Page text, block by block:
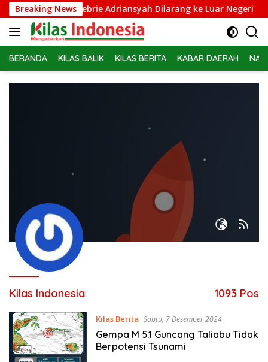
Langsung
ke
konten
Breaking News
Eks Jampidsus Febrie Adriansyah Dilarang ke Luar Negeri
BERANDA KILAS BALIK KILAS BERITA KABAR DAERAH
Kilas Indonesia 1093 Pos
Kilas Berita Sabtu, 7 Desember 2024
Gempa M 5.1 Guncang Taliabu Tidak
Berpotensi Tsunami